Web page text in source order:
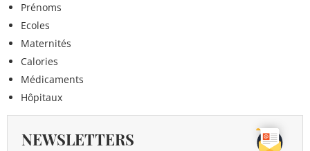
Prénoms
Ecoles
Maternités
Calories
Médicaments
Hôpitaux
NEWSLETTERS